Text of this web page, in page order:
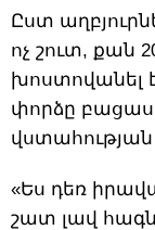
Ըստ
ոչ շուտ, քան
խոստովանել
փորձը
վստահության
«Ես դեռ
շատ լավ